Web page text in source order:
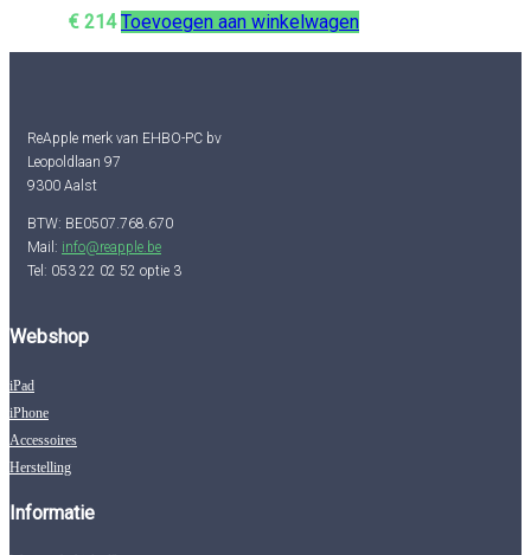
€ 214 Toevoegen aan winkelwagen
ReApple merk van EHBO-PC bv
Leopoldlaan 97
9300 Aalst
BTW: BE0507.768.670
Mail: info@reapple.be
Tel: 053 22 02 52 optie 3
Webshop
iPad
iPhone
Accessoires
Herstelling
Informatie